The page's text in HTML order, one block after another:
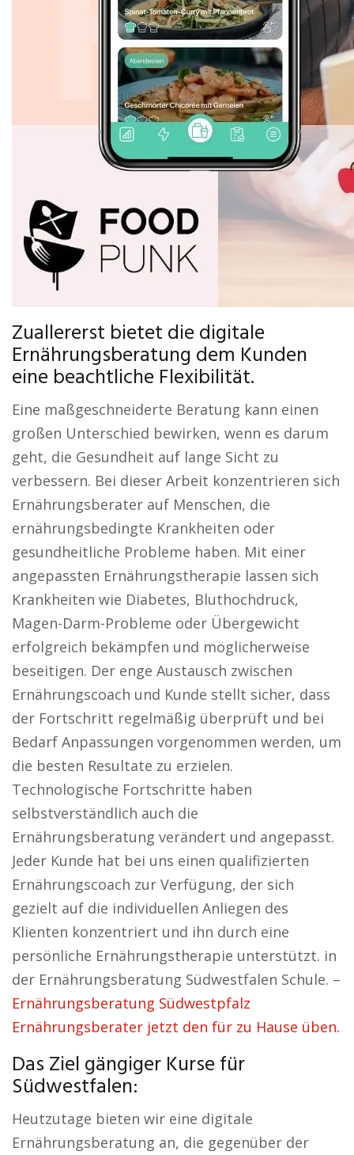
Zuallererst bietet die digitale
Ernährungsberatung dem Kunden
eine beachtliche Flexibilität.
Eine maßgeschneiderte Beratung kann einen
großen Unterschied bewirken, wenn es darum
geht, die Gesundheit auf lange Sicht zu
verbessern. Bei dieser Arbeit konzentrieren sich
Ernährungsberater auf Menschen, die
ernährungsbedingte Krankheiten oder
gesundheitliche Probleme haben. Mit einer
angepassten Ernährungstherapie lassen sich
Krankheiten wie Diabetes, Bluthochdruck,
Magen-Darm-Probleme oder Übergewicht
erfolgreich bekämpfen und möglicherweise
beseitigen. Der enge Austausch zwischen
Ernährungscoach und Kunde stellt sicher, dass
der Fortschritt regelmäßig überprüft und bei
Bedarf Anpassungen vorgenommen werden, um
die besten Resultate zu erzielen.
Technologische Fortschritte haben
selbstverständlich auch die
Ernährungsberatung verändert und angepasst.
Jeder Kunde hat bei uns einen qualifizierten
Ernährungscoach zur Verfügung, der sich
gezielt auf die individuellen Anliegen des
Klienten konzentriert und ihn durch eine
persönliche Ernährungstherapie unterstützt. in
der Ernährungsberatung Südwestfalen Schule. –
Ernährungsberatung Südwestpfalz
Ernährungsberater jetzt den für zu Hause üben.
Das Ziel gängiger Kurse für
Südwestfalen:
Heutzutage bieten wir eine digitale
Ernährungsberatung an, die gegenüber der